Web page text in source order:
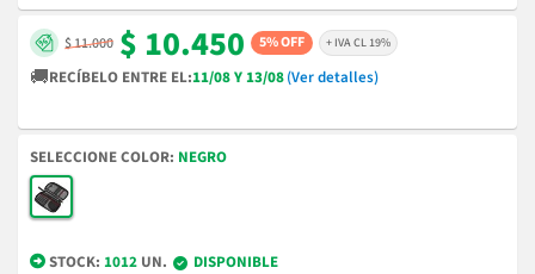
$ 11.000 $ 10.450 5% OFF + IVA CL 19%
🚚RECÍBELO ENTRE EL:11/08 Y 13/08(Ver detalles)
COLOR NEGRO
STOCK: 1012 UN. DISPONIBLE